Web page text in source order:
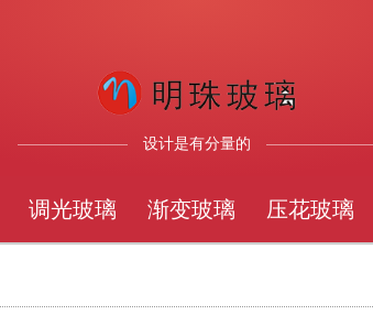
设计是有分量的
调光玻璃 渐变玻璃 压花玻璃